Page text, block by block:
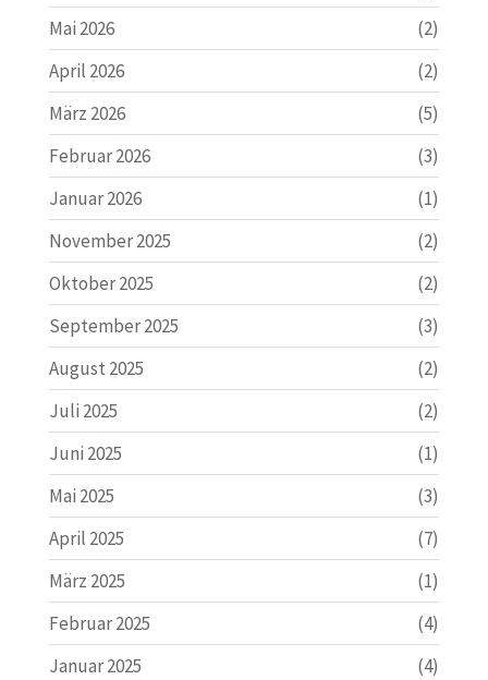
Mai 2026
(2)
April 2026
(2)
März 2026
(5)
Februar 2026
(3)
Januar 2026
(1)
November 2025
(2)
Oktober 2025
(2)
September 2025
(3)
August 2025
(2)
Juli 2025
(2)
Juni 2025
(1)
Mai 2025
(3)
April 2025
(7)
März 2025
(1)
Februar 2025
(4)
Januar 2025
(4)